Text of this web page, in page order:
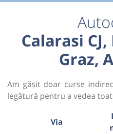
Calarasi
Graz,
Am găsit doar curse
legătură pentru a vedea
Via